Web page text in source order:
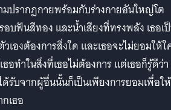
มปรากฏกายพร้อมกับร่างกายอันใหญ่โต
บฟันสีทอง และน้ำเสียงที่ทรงพลัง เธอเ
เองต้องการสิ่งใด และเธอจะไม่ยอมให้ใ
อทำในสิ่งที่เธอไม่ต้องการ แต่เธอก็รู้ดีว่า
รับจากผู้อื่นนั้นก็เป็นเพียงการยอมเพื่อให้
เธอ